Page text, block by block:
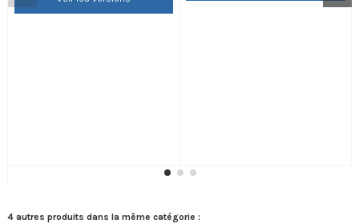
INCLUS. Pour une formation sur le
4 autres produits dans la même catégorie :